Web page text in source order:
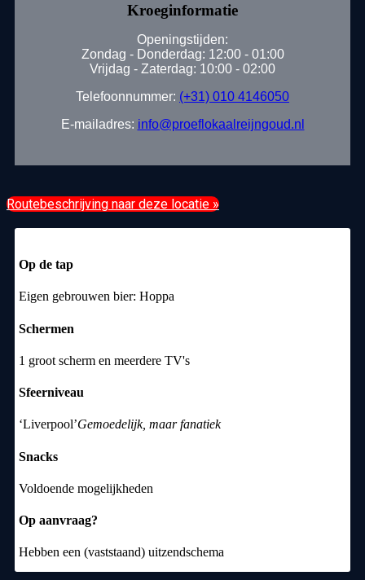
Kroeginformatie
Openingstijden:
Zondag - Donderdag: 12:00 - 01:00
Vrijdag - Zaterdag: 10:00 - 02:00
Telefoonnummer: (+31) 010 4146050
E-mailadres: info@proeflokaalreijngoud.nl
Routebeschrijving naar deze locatie »
Op de tap
Eigen gebrouwen bier: Hoppa
Schermen
1 groot scherm en meerdere TV's
Sfeerniveau
‘Liverpool’Gemoedelijk, maar fanatiek
Snacks
Voldoende mogelijkheden
Op aanvraag?
Hebben een (vaststaand) uitzendschema